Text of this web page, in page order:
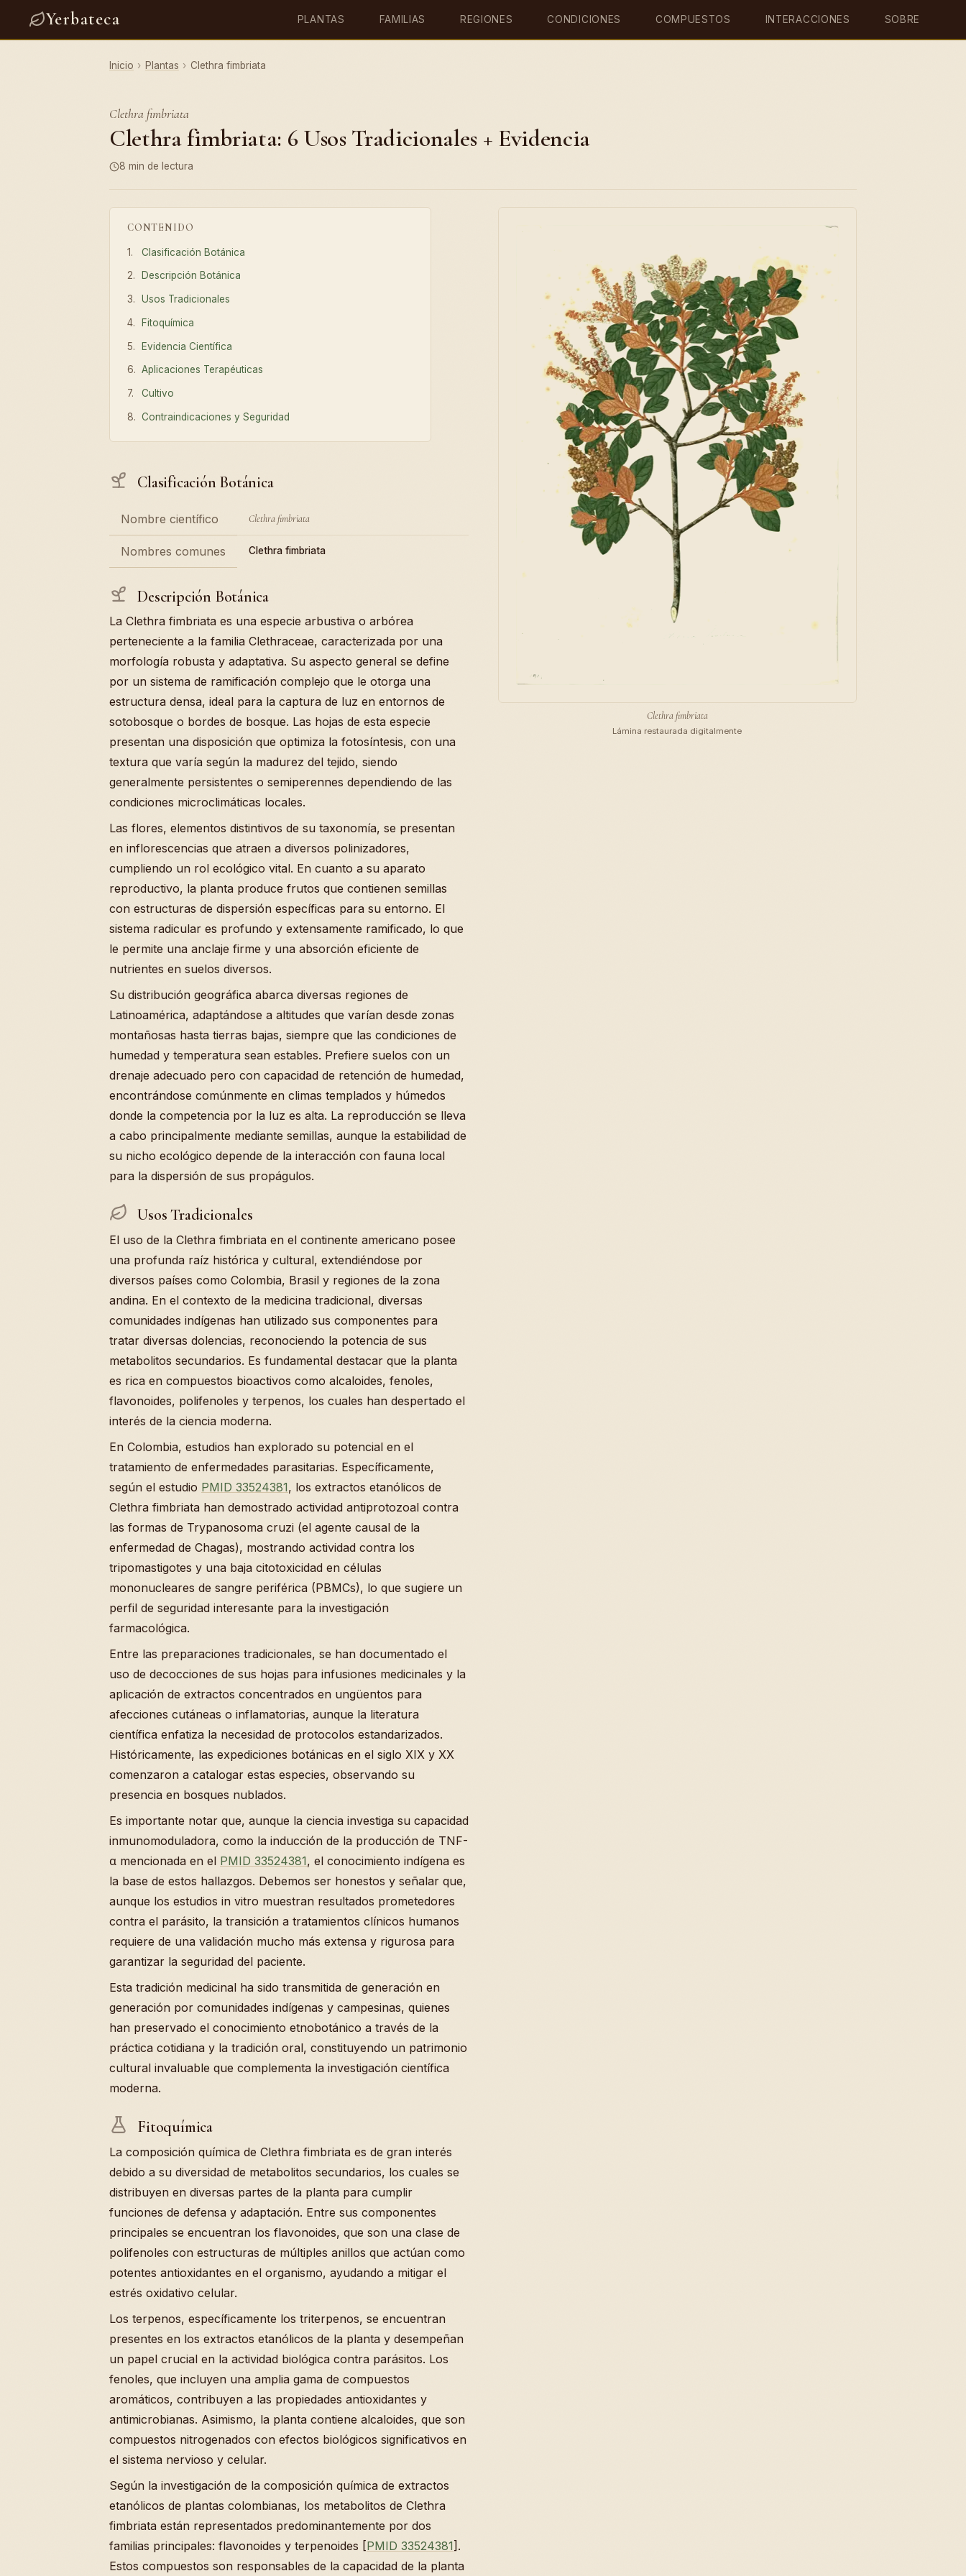
Yerbateca PLANTAS FAMILIAS REGIONES CONDICIONES COMPUESTOS INTERACCIONES SOBRE
Inicio › Plantas › Clethra fimbriata
Clethra fimbriata
Clethra fimbriata: 6 Usos Tradicionales + Evidencia
8 min de lectura
CONTENIDO
Clasificación Botánica
Descripción Botánica
Usos Tradicionales
Fitoquímica
Evidencia Científica
Aplicaciones Terapéuticas
Cultivo
Contraindicaciones y Seguridad
Clasificación Botánica
Nombre científico Clethra fimbriata
Nombres comunes Clethra fimbriata
Descripción Botánica
La Clethra fimbriata es una especie arbustiva o arbórea
perteneciente a la familia Clethraceae, caracterizada por una
morfología robusta y adaptativa. Su aspecto general se define
por un sistema de ramificación complejo que le otorga una
estructura densa, ideal para la captura de luz en entornos de
sotobosque o bordes de bosque. Las hojas de esta especie
presentan una disposición que optimiza la fotosíntesis, con una
textura que varía según la madurez del tejido, siendo
generalmente persistentes o semiperennes dependiendo de las
condiciones microclimáticas locales.
Las flores, elementos distintivos de su taxonomía, se presentan
en inflorescencias que atraen a diversos polinizadores,
cumpliendo un rol ecológico vital. En cuanto a su aparato
reproductivo, la planta produce frutos que contienen semillas
con estructuras de dispersión específicas para su entorno. El
sistema radicular es profundo y extensamente ramificado, lo que
le permite una anclaje firme y una absorción eficiente de
nutrientes en suelos diversos.
Su distribución geográfica abarca diversas regiones de
Latinoamérica, adaptándose a altitudes que varían desde zonas
montañosas hasta tierras bajas, siempre que las condiciones de
humedad y temperatura sean estables. Prefiere suelos con un
drenaje adecuado pero con capacidad de retención de humedad,
encontrándose comúnmente en climas templados y húmedos
donde la competencia por la luz es alta. La reproducción se lleva
a cabo principalmente mediante semillas, aunque la estabilidad de
su nicho ecológico depende de la interacción con fauna local
para la dispersión de sus propágulos.
Usos Tradicionales
El uso de la Clethra fimbriata en el continente americano posee
una profunda raíz histórica y cultural, extendiéndose por
diversos países como Colombia, Brasil y regiones de la zona
andina. En el contexto de la medicina tradicional, diversas
comunidades indígenas han utilizado sus componentes para
tratar diversas dolencias, reconociendo la potencia de sus
metabolitos secundarios. Es fundamental destacar que la planta
es rica en compuestos bioactivos como alcaloides, fenoles,
flavonoides, polifenoles y terpenos, los cuales han despertado el
interés de la ciencia moderna.
En Colombia, estudios han explorado su potencial en el
tratamiento de enfermedades parasitarias. Específicamente,
según el estudio PMID 33524381, los extractos etanólicos de
Clethra fimbriata han demostrado actividad antiprotozoal contra
las formas de Trypanosoma cruzi (el agente causal de la
enfermedad de Chagas), mostrando actividad contra los
tripomastigotes y una baja citotoxicidad en células
mononucleares de sangre periférica (PBMCs), lo que sugiere un
perfil de seguridad interesante para la investigación
farmacológica.
Entre las preparaciones tradicionales, se han documentado el
uso de decocciones de sus hojas para infusiones medicinales y la
aplicación de extractos concentrados en ungüentos para
afecciones cutáneas o inflamatorias, aunque la literatura
científica enfatiza la necesidad de protocolos estandarizados.
Históricamente, las expediciones botánicas en el siglo XIX y XX
comenzaron a catalogar estas especies, observando su
presencia en bosques nublados.
Es importante notar que, aunque la ciencia investiga su capacidad
inmunomoduladora, como la inducción de la producción de TNF-
α mencionada en el PMID 33524381, el conocimiento indígena es
la base de estos hallazgos. Debemos ser honestos y señalar que,
aunque los estudios in vitro muestran resultados prometedores
contra el parásito, la transición a tratamientos clínicos humanos
requiere de una validación mucho más extensa y rigurosa para
garantizar la seguridad del paciente.
Esta tradición medicinal ha sido transmitida de generación en
generación por comunidades indígenas y campesinas, quienes
han preservado el conocimiento etnobotánico a través de la
práctica cotidiana y la tradición oral, constituyendo un patrimonio
cultural invaluable que complementa la investigación científica
moderna.
Fitoquímica
La composición química de Clethra fimbriata es de gran interés
debido a su diversidad de metabolitos secundarios, los cuales se
distribuyen en diversas partes de la planta para cumplir
funciones de defensa y adaptación. Entre sus componentes
principales se encuentran los flavonoides, que son una clase de
polifenoles con estructuras de múltiples anillos que actúan como
potentes antioxidantes en el organismo, ayudando a mitigar el
estrés oxidativo celular.
Los terpenos, específicamente los triterpenos, se encuentran
presentes en los extractos etanólicos de la planta y desempeñan
un papel crucial en la actividad biológica contra parásitos. Los
fenoles, que incluyen una amplia gama de compuestos
aromáticos, contribuyen a las propiedades antioxidantes y
antimicrobianas. Asimismo, la planta contiene alcaloides, que son
compuestos nitrogenados con efectos biológicos significativos en
el sistema nervioso y celular.
Según la investigación de la composición química de extractos
etanólicos de plantas colombianas, los metabolitos de Clethra
fimbriata están representados predominantemente por dos
familias principales: flavonoides y terpenoides [PMID 33524381].
Estos compuestos son responsables de la capacidad de la planta
Clethra fimbriata
Lámina restaurada digitalmente